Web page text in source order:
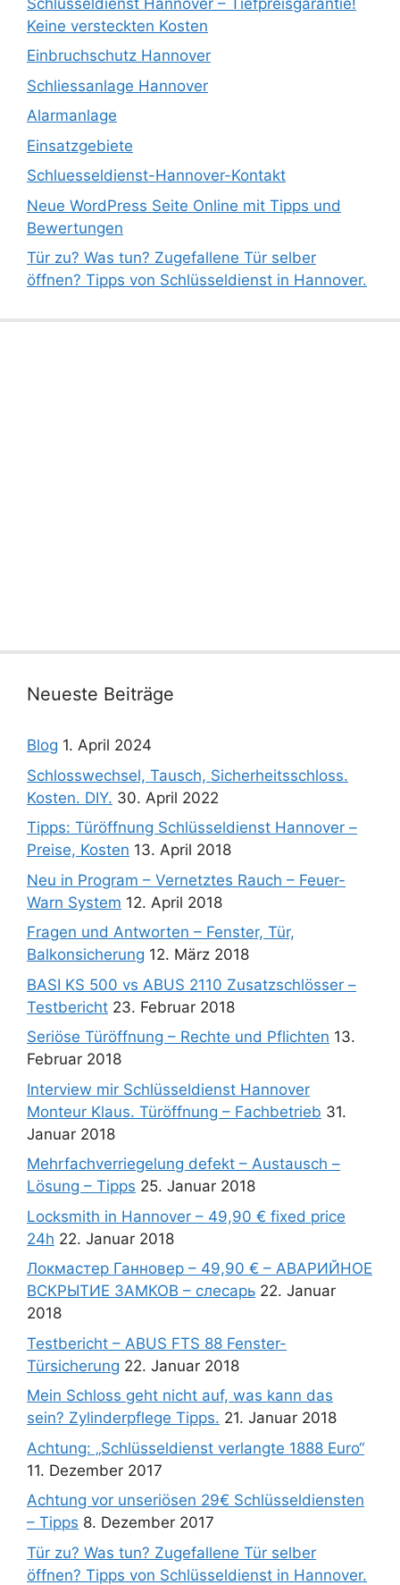
Keine versteckten Kosten
Einbruchschutz Hannover
Schliessanlage Hannover
Alarmanlage
Einsatzgebiete
Schluesseldienst-Hannover-Kontakt
Neue WordPress Seite Online mit Tipps und
Bewertungen
Tür zu? Was tun? Zugefallene Tür selber
öffnen? Tipps von Schlüsseldienst in Hannover.
Neueste Beiträge
Blog 1. April 2024
Schlosswechsel, Tausch, Sicherheitsschloss.
Kosten. DIY. 30. April 2022
Tipps: Türöffnung Schlüsseldienst Hannover –
Preise, Kosten 13. April 2018
Neu in Program – Vernetztes Rauch – Feuer-
Warn System 12. April 2018
Fragen und Antworten – Fenster, Tür,
Balkonsicherung 12. März 2018
BASI KS 500 vs ABUS 2110 Zusatzschlösser –
Testbericht 23. Februar 2018
Seriöse Türöffnung – Rechte und Pflichten 13.
Februar 2018
Interview mir Schlüsseldienst Hannover
Monteur Klaus. Türöffnung – Fachbetrieb 31.
Januar 2018
Mehrfachverriegelung defekt – Austausch –
Lösung – Tipps 25. Januar 2018
Locksmith in Hannover – 49,90 € fixed price
24h 22. Januar 2018
Локмастер Ганновер – 49,90 € – АВАРИЙНОЕ
ВСКРЫТИЕ ЗАМКОВ – слесарь 22. Januar
2018
Testbericht – ABUS FTS 88 Fenster-
Türsicherung 22. Januar 2018
Mein Schloss geht nicht auf, was kann das
sein? Zylinderpflege Tipps. 21. Januar 2018
Achtung: „Schlüsseldienst verlangte 1888 Euro“
11. Dezember 2017
Achtung vor unseriösen 29€ Schlüsseldiensten
– Tipps 8. Dezember 2017
Tür zu? Was tun? Zugefallene Tür selber
öffnen? Tipps von Schlüsseldienst in Hannover.